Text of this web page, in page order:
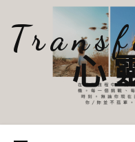
心